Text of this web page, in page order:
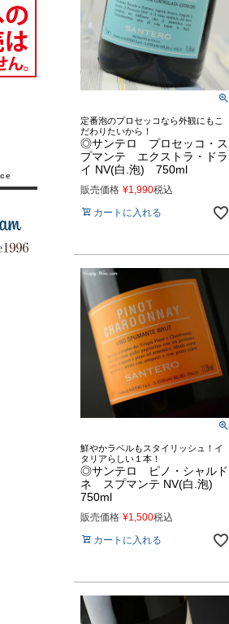
定番泡のプロセッコなら外観にもこ
だわりたいから！
◎サンテロ プロセッコ・ス
プマンテ エクストラ・ドラ
イ NV(白.泡) 750ml
販売価格 ¥1,990税込
カートに入れる
鮮やかラベルもスタイリッシュ！イ
タリアらしい１本！
◎サンテロ ピノ・シャルド
ネ スプマンテ NV(白.泡)
750ml
販売価格 ¥1,500税込
カートに入れる